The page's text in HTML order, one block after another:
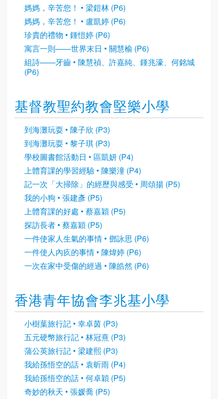
媽媽，辛苦您！ • 梁鎧林 (P6)
媽媽，辛苦您！ • 盧凱婷 (P6)
珍貴的禮物 • 鍾愷婷 (P6)
寓言一則——世界末日 • 關慧榆 (P6)
組詩——牙齒 • 陳慧禎、許嘉純、鍾兆濠、何銘城
(P6)
基督教聖約教會堅樂小學
到海灘玩耍 • 陳子欣 (P3)
到海灘玩耍 • 黎子琪 (P3)
學校圖書館活動日 • 區凱妍 (P4)
上體育課的學習經驗 • 陳樂潼 (P4)
記一次「大掃除」的經歷與感受 • 周頌揚 (P5)
我的小狗 • 張建彥 (P5)
上體育課的好處 • 蔡嘉穎 (P5)
探訪長者 • 蔡嘉穎 (P5)
一件使家人生氣的事情 • 鄧詠思 (P6)
一件使人內疚的事情 • 陳煒婷 (P6)
一次在家中受傷的經過 • 陳皓然 (P6)
香港青年協會李兆基小學
小樹葉旅行記 • 幸卓茵 (P3)
五元硬幣旅行記 • 林冠熹 (P3)
蒲公英旅行記 • 梁建熙 (P3)
我給孫悟空的話 • 袁昕雨 (P4)
我給孫悟空的話 • 何卓穎 (P5)
奇妙的秋天 • 張媛喬 (P5)